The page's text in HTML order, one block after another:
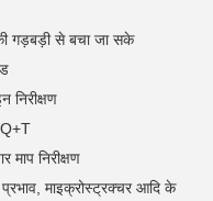
गड़बड़ी से बचा जा सके
निरीक्षण
माप निरीक्षण
माइक्रोस्ट्रक्चर आदि के